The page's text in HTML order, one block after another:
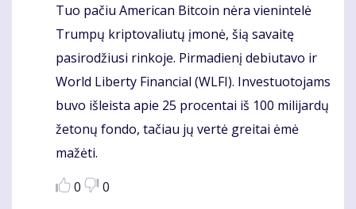
Tuo pačiu American Bitcoin nėra vienintelė
Trumpų kriptovaliutų įmonė, šią savaitę
pasirodžiusi rinkoje. Pirmadienį debiutavo ir
World Liberty Financial (WLFI). Investuotojams
buvo išleista apie 25 procentai iš 100 milijardų
žetonų fondo, tačiau jų vertė greitai ėmė
mažėti.
0
0